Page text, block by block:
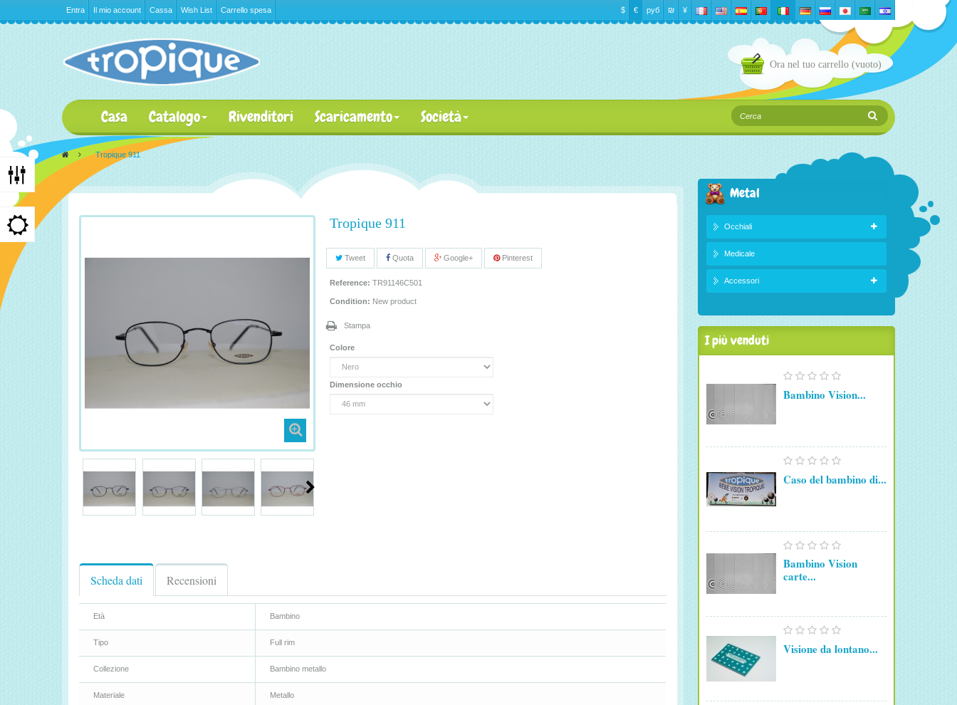
$ € руб ₪‎ ¥
Entra Il mio account Cassa Wish List Carrello spesa
Ora nel tuo carrello (vuoto)
Casa Catalogo Rivenditori Scaricamento Società
> Tropique 911
Tropique 911
Tweet Quota Google+ Pinterest
Reference: TR91146C501
Condition: New product
Stampa
Colore
Dimensione occhio
Scheda dati Recensioni
Età Bambino
Tipo Full rim
Collezione Bambino metallo
Materiale Metallo
Metal
Occhiali
Medicale
Accessori
I più venduti
Bambino Vision...
Caso del bambino di...
Bambino Vision
carte...
Visione da lontano...